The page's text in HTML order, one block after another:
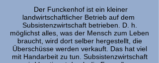
Der Funckenhof ist ein kleiner
landwirtschaftlicher Betrieb auf dem
Subsistenzwirtschaft betrieben. D. h.
möglichst alles, was der Mensch zum Leben
braucht, wird dort selber hergestellt, die
Überschüsse werden verkauft. Das hat viel
mit Handarbeit zu tun. Subsistenzwirtschaft